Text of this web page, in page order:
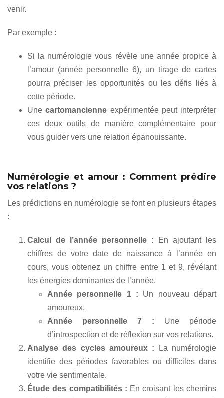
venir.
Par exemple :
Si la numérologie vous révèle une année propice à
l’amour (année personnelle 6), un tirage de cartes
pourra préciser les opportunités ou les défis liés à
cette période.
Unecartomancienne expérimentée peut interpréter
ces deux outils de manière complémentaire pour
vous guider vers une relation épanouissante.
Numérologie et amour : Comment prédire
vos relations ?
Les prédictions en numérologie se font en plusieurs étapes
:
Calcul de l’année personnelle : En ajoutant les
chiffres de votre date de naissance à l’année en
cours, vous obtenez un chiffre entre 1 et 9, révélant
les énergies dominantes de l’année.
Année personnelle 1 : Un nouveau départ
amoureux.
Année personnelle 7 : Une période
d’introspection et de réflexion sur vos relations.
Analyse des cycles amoureux : La numérologie
identifie des périodes favorables ou difficiles dans
votre vie sentimentale.
Étude des compatibilités : En croisant les chemins